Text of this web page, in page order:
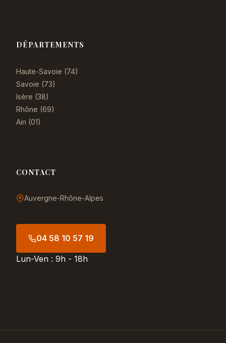
DÉPARTEMENTS
Haute-Savoie (74)
Savoie (73)
Isère (38)
Rhône (69)
Ain (01)
CONTACT
Auvergne-Rhône-Alpes
04 58 10 57 19
Lun-Ven : 9h - 18h